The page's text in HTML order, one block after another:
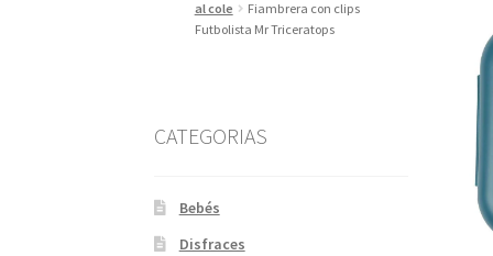
al cole
Fiambrera con clips
Futbolista Mr Triceratops
CATEGORIAS
Bebés
Disfraces